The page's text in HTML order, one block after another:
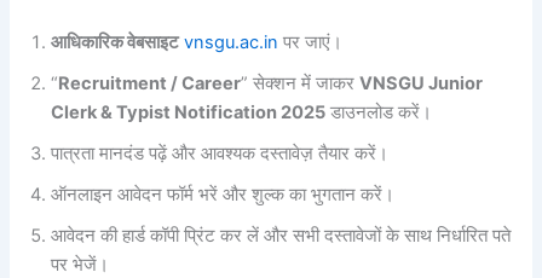
आधिकारिक वेबसाइट vnsgu.ac.in पर जाएं।
“Recruitment / Career” सेक्शन में जाकरVNSGU Junior
Clerk & Typist Notification 2025 डाउनलोड करें।
पात्रता मानदंड पढ़ें और आवश्यक दस्तावेज़ तैयार करें।
ऑनलाइन आवेदन फॉर्म भरें और शुल्क का भुगतान करें।
आवेदन की हार्ड कॉपी प्रिंट कर लें और सभी दस्तावेजों के साथ निर्धारित पते
पर भेजें।